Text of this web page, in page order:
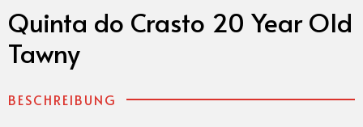
Quinta do Crasto 20 Year Old
Tawny
BESCHREIBUNG